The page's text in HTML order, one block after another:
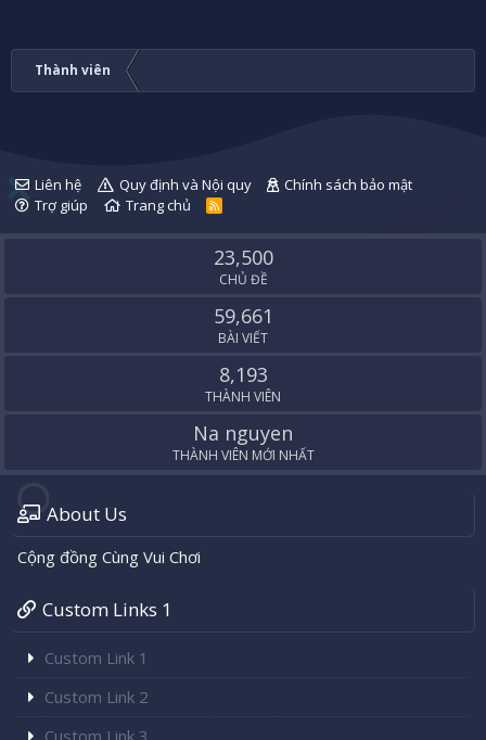
Thành viên
Liên hệ Quy định và Nội quy
Chính sách bảo mật
Trợ giúp
Trang chủ
R
S
23,500
CHỦ ĐỀ
59,661
BÀI VIẾT
8,193
THÀNH VIÊN
Na nguyen
THÀNH VIÊN MỚI NHẤT
About Us
Cộng đồng Cùng Vui Chơi
Custom Links 1
Custom Link 1
Custom Link 2